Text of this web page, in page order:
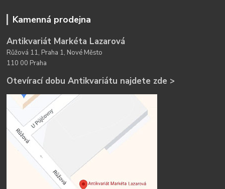
Kamenná prodejna
Antikvariát Markéta Lazarová
Růžová 11, Praha 1, Nové Město
110 00 Praha
Otevírací dobu Antikvariátu najdete zde >